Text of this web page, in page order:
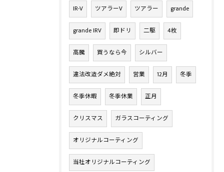
IR-V ツアラーV ツアラー grande
grande IRV 即ドリ 二駆 4枚
高騰 買うなら今 シルバー
違法改造ダメ絶対 営業 12月 冬季
冬季休暇 冬季休業 正月
クリスマス ガラスコーティング
オリジナルコーティング
当社オリジナルコーティング